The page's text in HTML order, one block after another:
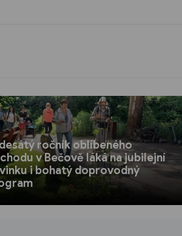
ročník oblíbeného
v Bečově láká na jubilejní
i bohatý doprovodný